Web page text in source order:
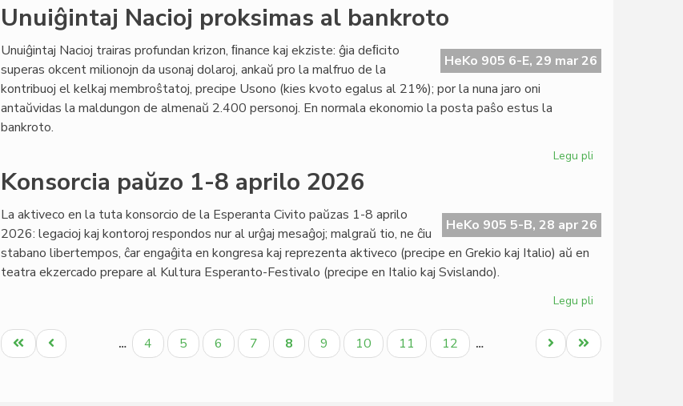
de
la
Unuiĝintaj Nacioj proksimas al bankroto
HeKo 905 6-E, 29 mar 26
Unuiĝintaj Nacioj trairas profundan krizon, ﬁnance kaj ekziste: ĝia deﬁcito
superas okcent milionojn da usonaj dolaroj, ankaŭ pro la malfruo de la
kontribuoj el kelkaj membroŝtatoj, precipe Usono (kies kvoto egalus al 21%); por la nuna jaro oni
antaŭvidas la maldungon de almenaŭ 2.400 personoj. En normala ekonomio la posta paŝo estus la
bankroto.
Legu pli
al
bankroto
Konsorcia paŭzo 1-8 aprilo 2026
HeKo 905 5-B, 28 apr 26
La aktiveco en la tuta konsorcio de la Esperanta Civito paŭzas 1-8 aprilo
2026: legacioj kaj kontoroj respondos nur al urĝaj mesaĝoj; malgraŭ tio, ne ĉiu
stabano libertempos, ĉar engaĝita en kongresa kaj reprezenta aktiveco (precipe en Grekio kaj Italio) aŭ en
teatra ekzercado prepare al Kultura Esperanto-Festivalo (precipe en Italio kaj Svislando).
Legu pli
paŭzo
1-
Pagination
Unua
paĝo
Antaŭa
paĝo
… Paĝo
4 Paĝo
5 Paĝo
6 Paĝo
7
Aktuala
paĝo
8 Paĝo
9 Paĝo
10 Paĝo
11 Paĝo
12 …
Last
page
Next
page